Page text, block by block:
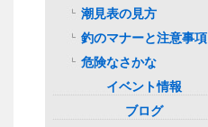
潮見表の見方
釣のマナーと注意事項
危険なさかな
イベント情報
ブログ